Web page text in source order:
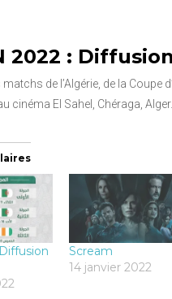
2022 :
de l’Algérie, de la Coupe
cinéma El Sahel, Chéraga, Alger.
Scream
14 janvier 2022